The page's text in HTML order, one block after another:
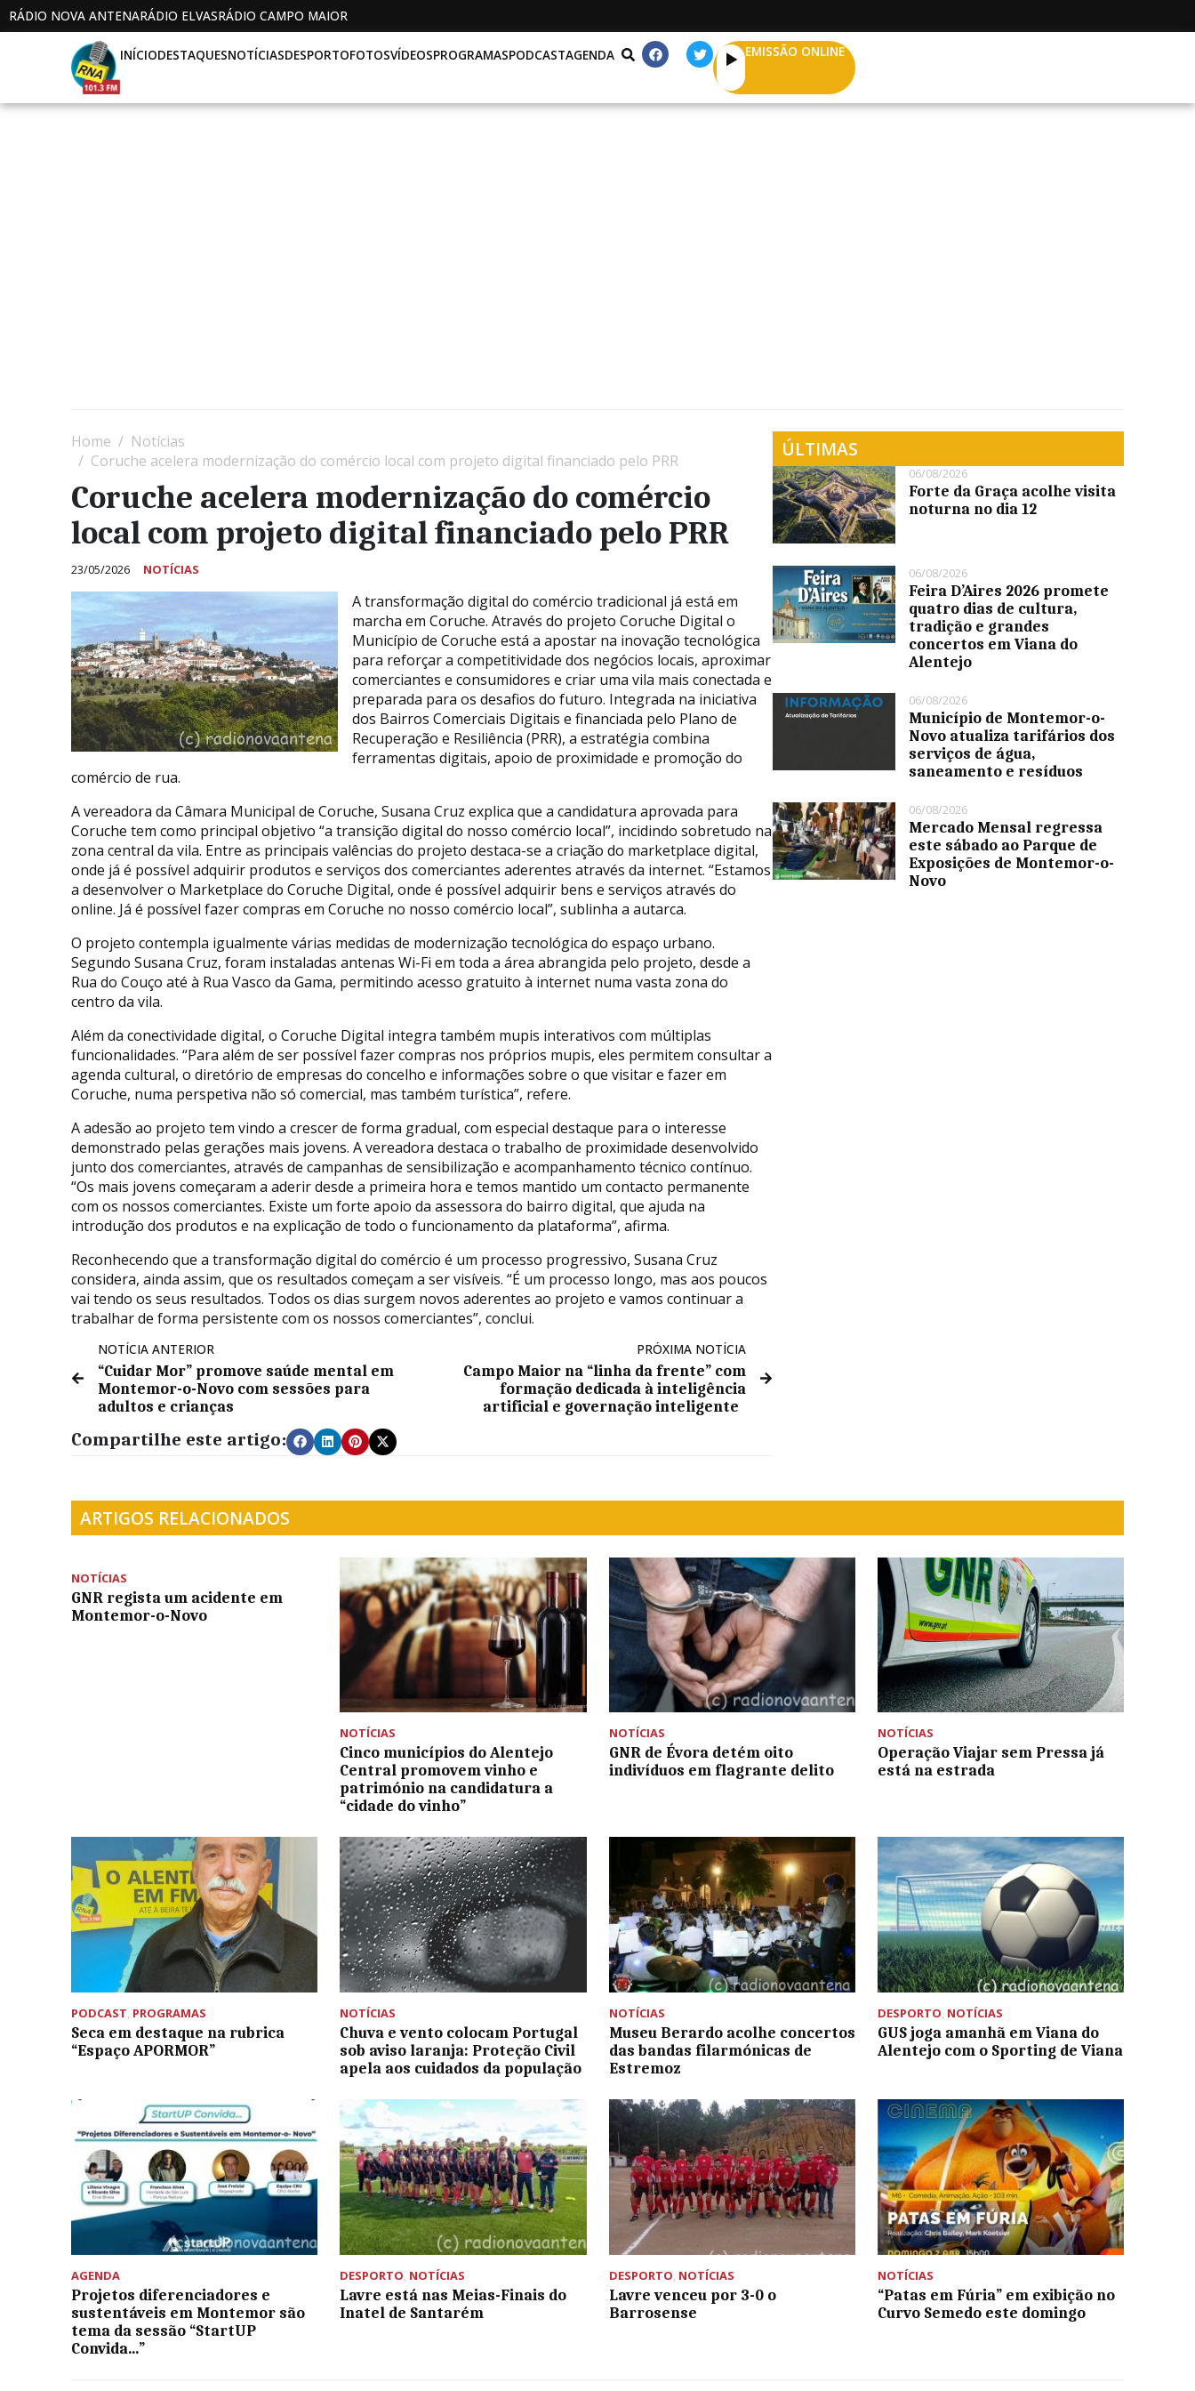
RÁDIO NOVA ANTENARÁDIO ELVASRÁDIO CAMPO MAIOR
INÍCIODESTAQUESNOTÍCIASDESPORTOFOTOSVÍDEOSPROGRAMASPODCASTAGENDA EMISSÃO ONLINE
Home
Notícias
Coruche acelera modernização do comércio local com projeto digital financiado pelo PRR
Coruche acelera modernização do comércio
local com projeto digital financiado pelo PRR
23/05/2026 NOTÍCIAS
A transformação digital do comércio tradicional já está em
marcha em Coruche. Através do projeto Coruche Digital o
Município de Coruche está a apostar na inovação tecnológica
para reforçar a competitividade dos negócios locais, aproximar
comerciantes e consumidores e criar uma vila mais conectada e
preparada para os desafios do futuro. Integrada na iniciativa
dos Bairros Comerciais Digitais e financiada pelo Plano de
Recuperação e Resiliência (PRR), a estratégia combina
ferramentas digitais, apoio de proximidade e promoção do
comércio de rua.
A vereadora da Câmara Municipal de Coruche, Susana Cruz explica que a candidatura aprovada para
Coruche tem como principal objetivo “a transição digital do nosso comércio local”, incidindo sobretudo na
zona central da vila. Entre as principais valências do projeto destaca-se a criação do marketplace digital,
onde já é possível adquirir produtos e serviços dos comerciantes aderentes através da internet. “Estamos
a desenvolver o Marketplace do Coruche Digital, onde é possível adquirir bens e serviços através do
online. Já é possível fazer compras em Coruche no nosso comércio local”, sublinha a autarca.
O projeto contempla igualmente várias medidas de modernização tecnológica do espaço urbano.
Segundo Susana Cruz, foram instaladas antenas Wi-Fi em toda a área abrangida pelo projeto, desde a
Rua do Couço até à Rua Vasco da Gama, permitindo acesso gratuito à internet numa vasta zona do
centro da vila.
Além da conectividade digital, o Coruche Digital integra também mupis interativos com múltiplas
funcionalidades. “Para além de ser possível fazer compras nos próprios mupis, eles permitem consultar a
agenda cultural, o diretório de empresas do concelho e informações sobre o que visitar e fazer em
Coruche, numa perspetiva não só comercial, mas também turística”, refere.
A adesão ao projeto tem vindo a crescer de forma gradual, com especial destaque para o interesse
demonstrado pelas gerações mais jovens. A vereadora destaca o trabalho de proximidade desenvolvido
junto dos comerciantes, através de campanhas de sensibilização e acompanhamento técnico contínuo.
“Os mais jovens começaram a aderir desde a primeira hora e temos mantido um contacto permanente
com os nossos comerciantes. Existe um forte apoio da assessora do bairro digital, que ajuda na
introdução dos produtos e na explicação de todo o funcionamento da plataforma”, afirma.
Reconhecendo que a transformação digital do comércio é um processo progressivo, Susana Cruz
considera, ainda assim, que os resultados começam a ser visíveis. “É um processo longo, mas aos poucos
vai tendo os seus resultados. Todos os dias surgem novos aderentes ao projeto e vamos continuar a
trabalhar de forma persistente com os nossos comerciantes”, conclui.
NOTÍCIA ANTERIOR
“Cuidar Mor” promove saúde mental em
Montemor-o-Novo com sessões para
adultos e crianças
PRÓXIMA NOTÍCIA
Campo Maior na “linha da frente” com
formação dedicada à inteligência
artificial e governação inteligente
Compartilhe este artigo:
ÚLTIMAS
06/08/2026
Forte da Graça acolhe visita
noturna no dia 12
06/08/2026
Feira D’Aires 2026 promete
quatro dias de cultura,
tradição e grandes
concertos em Viana do
Alentejo
06/08/2026
Município de Montemor-o-
Novo atualiza tarifários dos
serviços de água,
saneamento e resíduos
06/08/2026
Mercado Mensal regressa
este sábado ao Parque de
Exposições de Montemor-o-
Novo
ARTIGOS RELACIONADOS
NOTÍCIAS
GNR regista um acidente em
Montemor-o-Novo
NOTÍCIAS
Cinco municípios do Alentejo
Central promovem vinho e
património na candidatura a
“cidade do vinho”
NOTÍCIAS
GNR de Évora detém oito
indivíduos em flagrante delito
NOTÍCIAS
Operação Viajar sem Pressa já
está na estrada
PODCAST, PROGRAMAS
Seca em destaque na rubrica
“Espaço APORMOR”
NOTÍCIAS
Chuva e vento colocam Portugal
sob aviso laranja: Proteção Civil
apela aos cuidados da população
NOTÍCIAS
Museu Berardo acolhe concertos
das bandas filarmónicas de
Estremoz
DESPORTO, NOTÍCIAS
GUS joga amanhã em Viana do
Alentejo com o Sporting de Viana
AGENDA
Projetos diferenciadores e
sustentáveis em Montemor são
tema da sessão “StartUP
Convida…”
DESPORTO, NOTÍCIAS
Lavre está nas Meias-Finais do
Inatel de Santarém
DESPORTO, NOTÍCIAS
Lavre venceu por 3-0 o
Barrosense
NOTÍCIAS
“Patas em Fúria” em exibição no
Curvo Semedo este domingo